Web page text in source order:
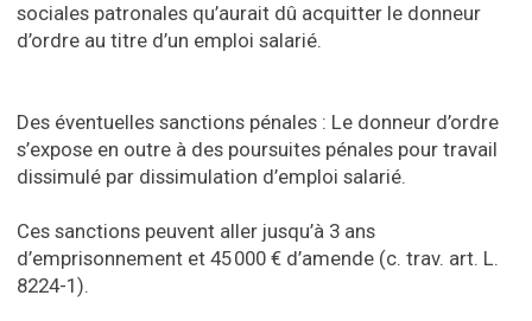
sociales patronales qu’aurait dû acquitter le donneur
d’ordre au titre d’un emploi salarié.
Des éventuelles sanctions pénales : Le donneur d’ordre
s’expose en outre à des poursuites pénales pour travail
dissimulé par dissimulation d’emploi salarié.
Ces sanctions peuvent aller jusqu’à 3 ans
d’emprisonnement et 45 000 € d’amende (c. trav. art. L.
8224-1).